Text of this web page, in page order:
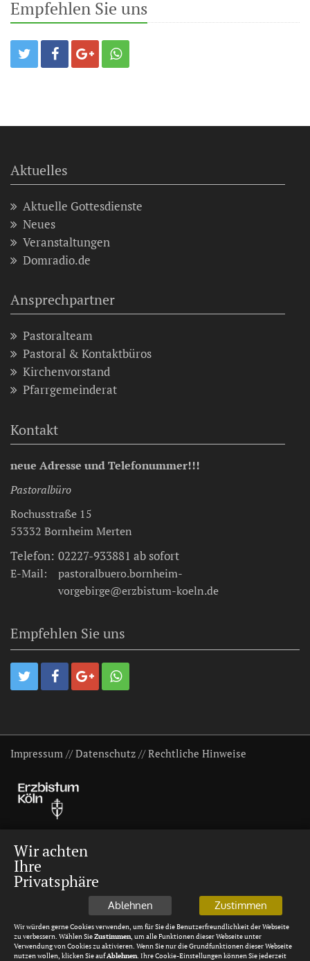
Empfehlen Sie uns
Aktuelles
Aktuelle Gottesdienste
Neues
Veranstaltungen
Domradio.de
Ansprechpartner
Pastoralteam
Pastoral & Kontaktbüros
Kirchenvorstand
Pfarrgemeinderat
Kontakt
neue Adresse und Telefonummer!!!
Pastoralbüro
Rochusstraße 15
53332 Bornheim Merten
Telefon: 02227-933881 ab sofort
E-Mail:
pastoralbuero.bornheim-
vorgebirge@erzbistum-koeln.de
Empfehlen Sie uns
Impressum //Datenschutz //Rechtliche Hinweise
Wir achten
Ihre
Privatsphäre
Ablehnen Zustimmen
Wir würden gerne Cookies verwenden, um für Sie die Benutzerfreundlichkeit der Webseite
zu verbessern. Wählen SieZustimmen, um alle Funktionen dieser Webseite unter
Verwendung von Cookies zu aktivieren. Wenn Sie nur die Grundfunktionen dieser Webseite
nutzen wollen, klicken Sie aufAblehnen. Ihre Cookie-Einstellungen können Sie jederzeit